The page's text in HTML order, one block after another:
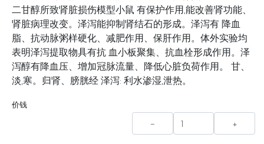
二甘醇所致肾脏损伤模型小鼠 有保护作用,能改善肾功能、
肾脏病理改变。泽泻能抑制肾结石的形成。泽泻有 降血
脂、抗动脉粥样硬化、减肥作用、保肝作用。体外实验均
表明泽泻提取物具有抗 血小板聚集、抗血栓形成作用。泽
泻醇有降血压、增加冠脉流量、降低心脏负荷作用。 甘、
淡,寒。归肾、膀胱经 泽泻: 利水渗湿,泄热。
价钱
- +